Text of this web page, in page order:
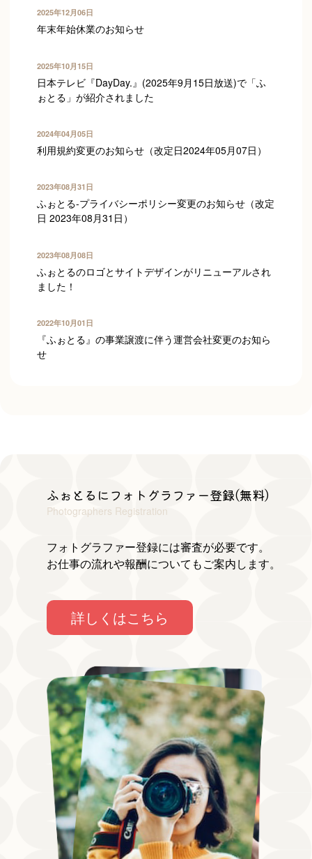
Kenichi Uemura
上倉達也
山本俊博
AKITAKA
2025年12月06日
年末年始休業のお知らせ
2025年10月15日
日本テレビ『DayDay.』(2025年9月15日放送)で「ふ
ぉとる」が紹介されました
2024年04月05日
利用規約変更のお知らせ（改定日2024年05月07日）
2023年08月31日
ふぉとる-プライバシーポリシー変更のお知らせ（改定
日 2023年08月31日）
2023年08月08日
ふぉとるのロゴとサイトデザインがリニューアルされ
ました！
2022年10月01日
『ふぉとる』の事業譲渡に伴う運営会社変更のお知ら
せ
ふぉとるにフォトグラファー登録(無料)
Photographers Registration
フォトグラファー登録には審査が必要です。
お仕事の流れや報酬についてもご案内します。
詳しくはこちら